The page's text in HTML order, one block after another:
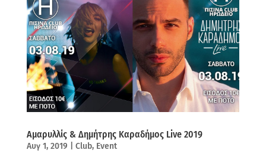
Αμαρυλλίς & Δημήτρης Καραδήμος Live 2019
Αυγ 1, 2019 Club, Event